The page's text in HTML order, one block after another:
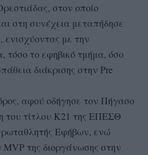
στον οποίο
στη συνέχεια μεταπήδησε
ενισχύοντας με την
τόσο το εφηβικό τμήμα, όσο
διάκρισης στην Pre
αφού οδήγησε τον Πήγασο
του τίτλου Κ21 της ΕΠΕΣΘ
Εφήβων, ενώ
MVP της διοργάνωσης στην